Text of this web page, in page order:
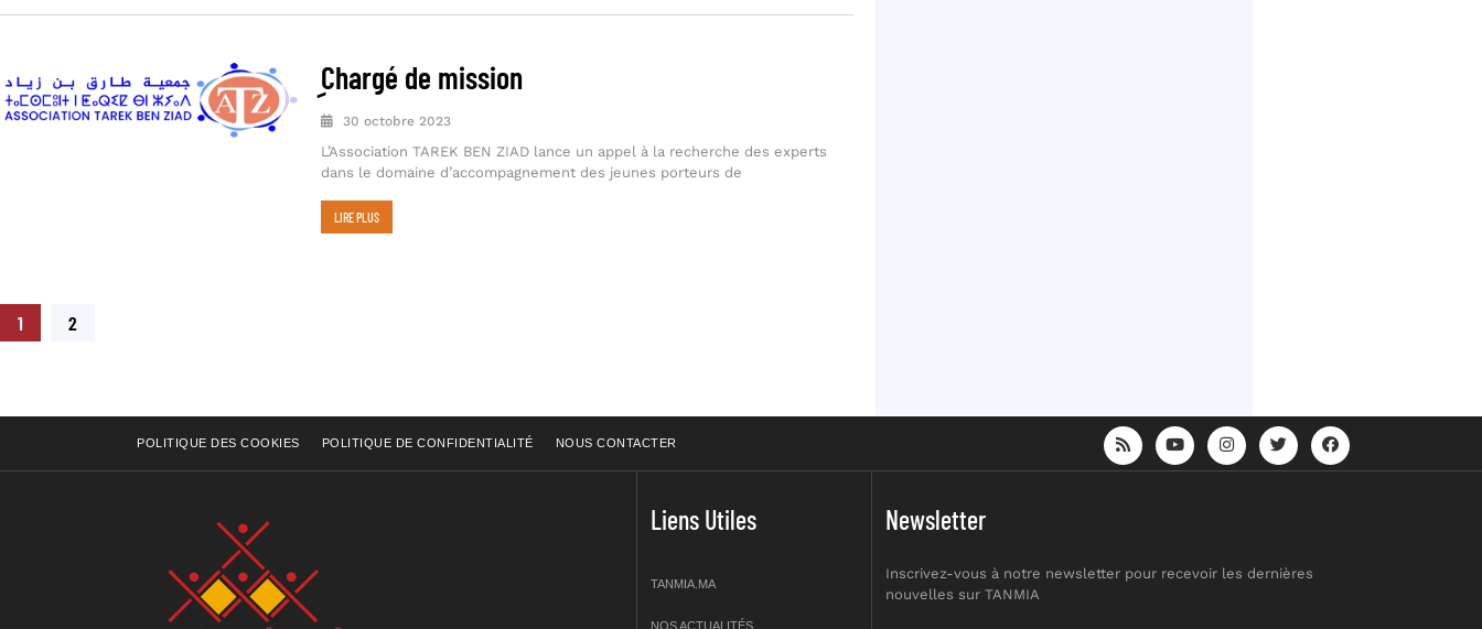
ِChargé de mission
30 octobre 2023
L’Association TAREK BEN ZIAD lance un appel à la recherche des experts
dans le domaine d’accompagnement des jeunes porteurs de
LIRE PLUS
1 2
POLITIQUE DES COOKIES POLITIQUE DE CONFIDENTIALITÉ NOUS CONTACTER
Liens Utiles
TANMIA.MA
NOS ACTUALITÉS
Newsletter
Inscrivez-vous à notre newsletter pour recevoir les dernières
nouvelles sur TANMIA